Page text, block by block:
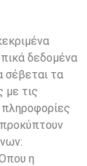
δεδομένα
σέβεται τα
με τις
πληροφορίες
η